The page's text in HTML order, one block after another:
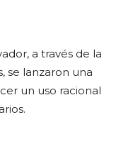
a través de la
se lanzaron una
un uso racional